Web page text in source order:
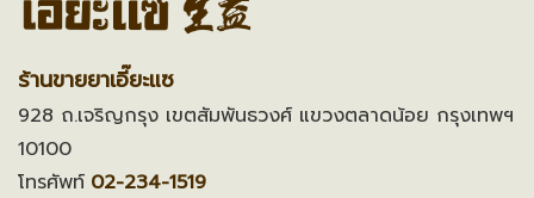
ร้านขายยาเอี๊ยะแซ
928 ถ.เจริญกรุง เขตสัมพันธวงศ์ แขวงตลาดน้อย กรุงเทพฯ
10100
โทรศัพท์ 02-234-1519